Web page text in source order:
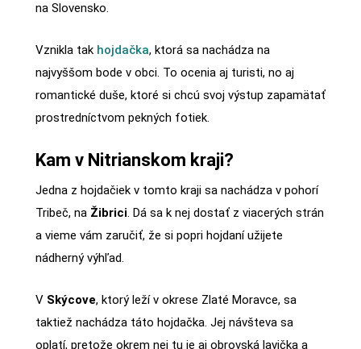
na Slovensko.
Vznikla tak hojdačka, ktorá sa nachádza na
najvyššom bode v obci. To ocenia aj turisti, no aj
romantické duše, ktoré si chcú svoj výstup zapamätať
prostredníctvom pekných fotiek.
Kam v Nitrianskom kraji?
Jedna z hojdačiek v tomto kraji sa nachádza v pohorí
Tribeč, na Žibrici. Dá sa k nej dostať z viacerých strán
a vieme vám zaručiť, že si popri hojdaní užijete
nádherný výhľad.
V Skýcove, ktorý leží v okrese Zlaté Moravce, sa
taktiež nachádza táto hojdačka. Jej návšteva sa
oplatí, pretože okrem nej tu je aj obrovská lavička a